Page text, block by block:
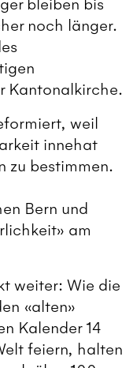
bleiben bis
noch länger.
Kantonalkirche.
weil
innehat
zu bestimmen.
Bern und
am
weiter: Wie die
«alten»
Kalender 14
feiern, halten